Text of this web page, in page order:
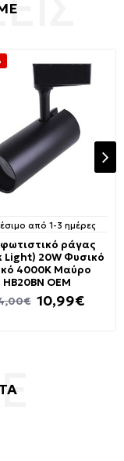
από 1-3 ημέρες
φωτιστικό ράγας
Light) 20W Φυσικό
4000K Μαύρο
HB20BN OEM
10,99€